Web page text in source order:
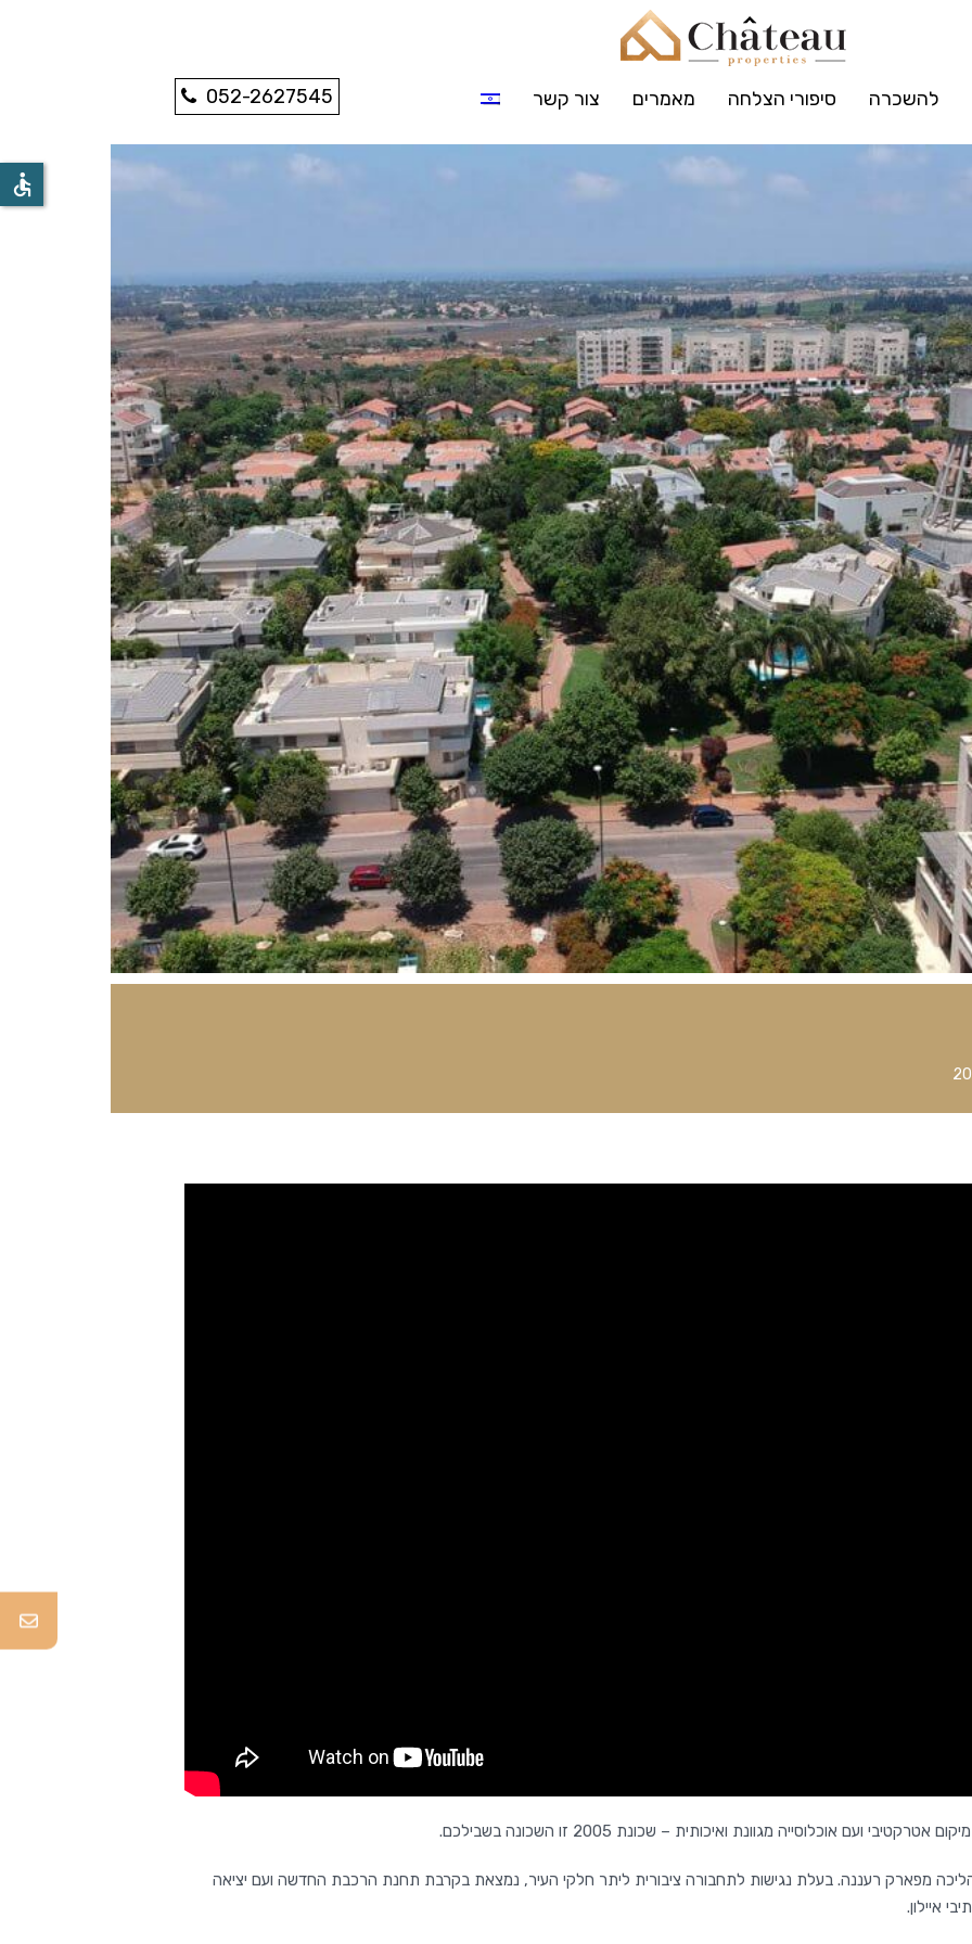
052-2627545 להשכרה סיפורי הצלחה מאמרים צור קשר
אוכלוסייה מגוונת ואיכותית – שכונת 2005 זו השכונה בשבילכם.
מפארק רעננה. בעלת נגישות לתחבורה ציבורית ליתר חלקי העיר, נמצאת בקרבת תחנת הרכבת החדשה ועם יציאה